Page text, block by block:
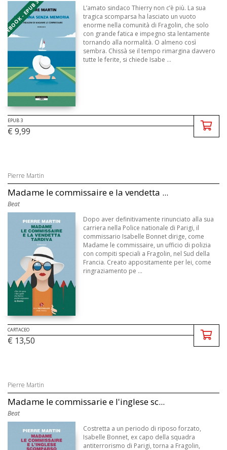
EBOOK - EPUB 3
L’amato sindaco Thierry non c’è più. La sua
tragica scomparsa ha lasciato un vuoto
enorme nella comunità di Fragolin, che solo
con grande fatica e impegno sta lentamente
tornando alla normalità. O almeno così
sembra. Chissà se il tempo rimargina davvero
tutte le ferite, si chiede Isabe ...
EPUB 3
€ 9,99
Pierre Martin
Madame le commissaire e la vendetta ...
Beat
Dopo aver definitivamente rinunciato alla sua
carriera nella Police nationale di Parigi, il
commissario Isabelle Bonnet dirige, come
Madame le commissaire, un ufficio di polizia
con compiti speciali a Fragolin, nel Sud della
Francia. Creato appositamente per lei, come
ringraziamento pe ...
CARTACEO
€ 13,50
Pierre Martin
Madame le commissarie e l'inglese sc...
Beat
Costretta a un periodo di riposo forzato,
Isabelle Bonnet, ex capo della squadra
antiterrorismo di Parigi, torna a Fragolin,